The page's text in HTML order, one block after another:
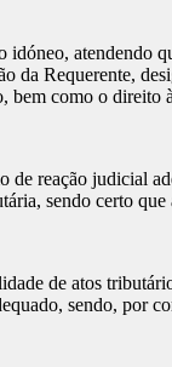
idóneo, atendendo
da Requerente,
bem como o direito
de reação judicial
sendo certo
de atos
sendo, por